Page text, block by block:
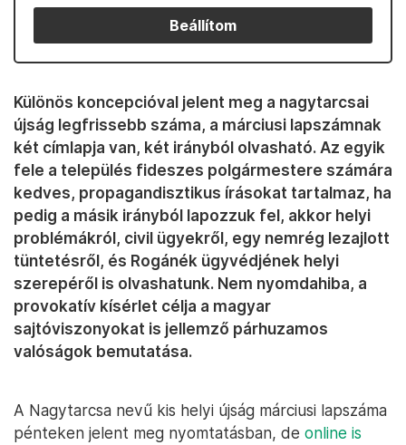
Beállítom
Különös koncepcióval jelent meg a nagytarcsai
újság legfrissebb száma, a márciusi lapszámnak
két címlapja van, két irányból olvasható. Az egyik
fele a település fideszes polgármestere számára
kedves, propagandisztikus írásokat tartalmaz, ha
pedig a másik irányból lapozzuk fel, akkor helyi
problémákról, civil ügyekről, egy nemrég lezajlott
tüntetésről, és Rogánék ügyvédjének helyi
szerepéről is olvashatunk. Nem nyomdahiba, a
provokatív kísérlet célja a magyar
sajtóviszonyokat is jellemző párhuzamos
valóságok bemutatása.
A Nagytarcsa nevű kis helyi újság márciusi lapszáma
pénteken jelent meg nyomtatásban, de online is